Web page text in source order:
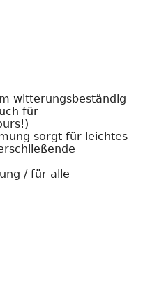
witterungsbeständig
für
sorgt für leichtes
/ für alle